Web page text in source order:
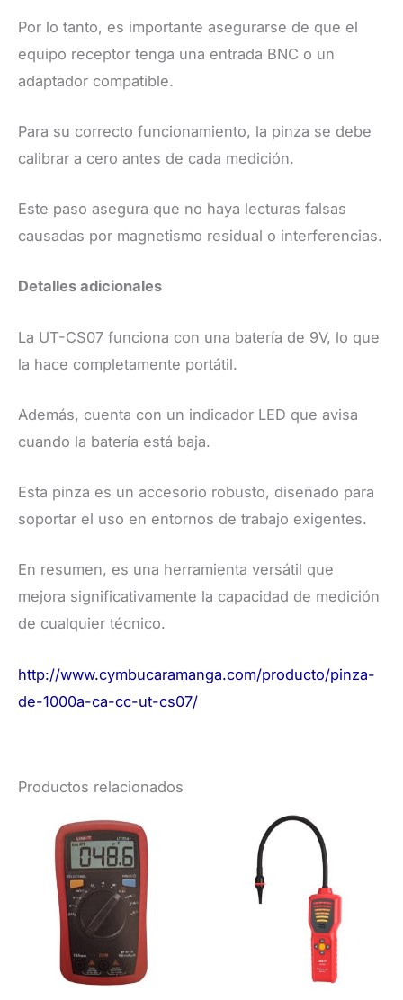
Por lo tanto, es importante asegurarse de que el
equipo receptor tenga una entrada BNC o un
adaptador compatible.
Para su correcto funcionamiento, la pinza se debe
calibrar a cero antes de cada medición.
Este paso asegura que no haya lecturas falsas
causadas por magnetismo residual o interferencias.
​Detalles adicionales
​La UT-CS07 funciona con una batería de 9V, lo que
la hace completamente portátil.
Además, cuenta con un indicador LED que avisa
cuando la batería está baja.
Esta pinza es un accesorio robusto, diseñado para
soportar el uso en entornos de trabajo exigentes.
En resumen, es una herramienta versátil que
mejora significativamente la capacidad de medición
de cualquier técnico.
http://www.cymbucaramanga.com/producto/pinza-
de-1000a-ca-cc-ut-cs07/
Productos relacionados